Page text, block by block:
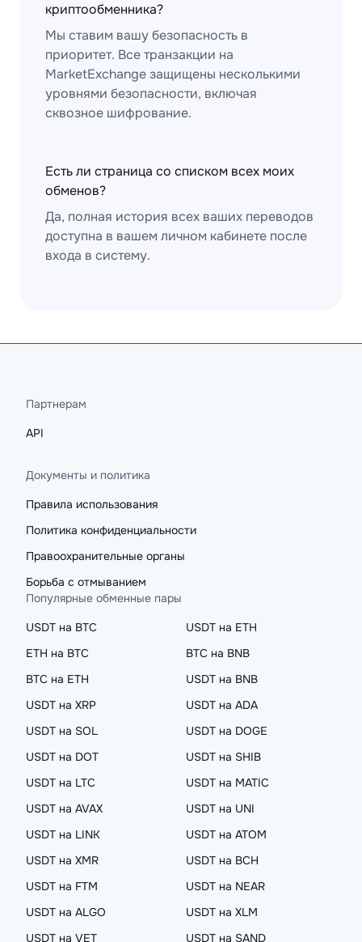
криптообменника?
Мы ставим вашу безопасность в
приоритет. Все транзакции на
MarketExchange защищены несколькими
уровнями безопасности, включая
сквозное шифрование.
Есть ли страница со списком всех моих
обменов?
Да, полная история всех ваших переводов
доступна в вашем личном кабинете после
входа в систему.
Партнерам
API
Документы и политика
Правила использования
Политика конфиденциальности
Правоохранительные органы
Борьба с отмыванием
Популярные обменные пары
USDT на BTC
USDT на ETH
ETH на BTC
BTC на BNB
BTC на ETH
USDT на BNB
USDT на XRP
USDT на ADA
USDT на SOL
USDT на DOGE
USDT на DOT
USDT на SHIB
USDT на LTC
USDT на MATIC
USDT на AVAX
USDT на UNI
USDT на LINK
USDT на ATOM
USDT на XMR
USDT на BCH
USDT на FTM
USDT на NEAR
USDT на ALGO
USDT на XLM
USDT на VET
USDT на SAND